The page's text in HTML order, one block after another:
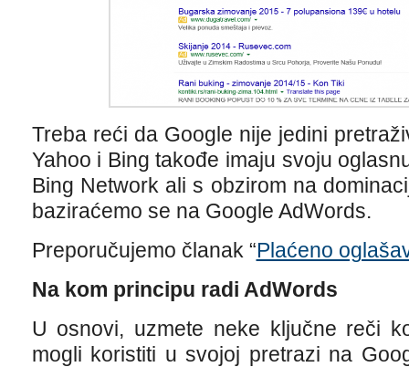
Treba reći da Google nije jedini
Yahoo i Bing takođe imaju svoju
Bing Network ali s obzirom na
baziraćemo se na Google AdWords.
Preporučujemo članak “Plaćeno
Na kom principu radi AdWords
U osnovi, uzmete neke ključne reči
mogli koristiti u svojoj pretrazi na